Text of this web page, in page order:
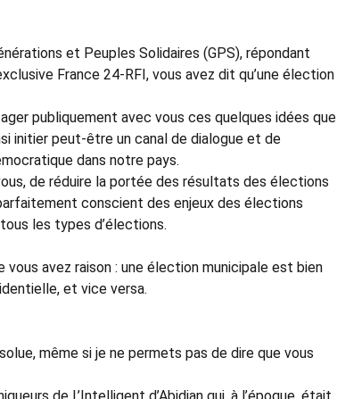
et Peuples Solidaires (GPS), répondant
France 24-RFI, vous avez dit qu’une élection
publiquement avec vous ces quelques idées que
initier peut-être un canal de dialogue et de
dans notre pays.
de réduire la portée des résultats des élections
conscient des enjeux des élections
les types d’élections.
avez raison : une élection municipale est bien
et vice versa.
même si je ne permets pas de dire que vous